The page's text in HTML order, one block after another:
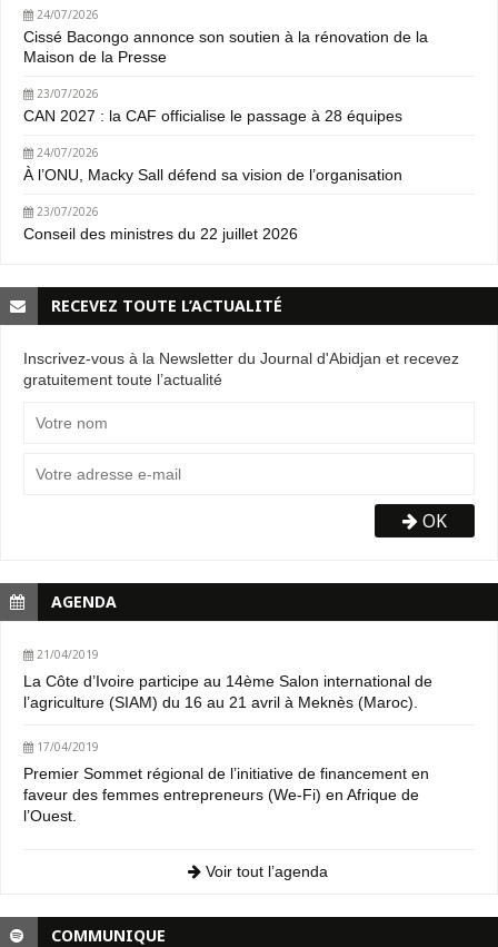
24/07/2026
Cissé Bacongo annonce son soutien à la rénovation de la
Maison de la Presse
23/07/2026
CAN 2027 : la CAF officialise le passage à 28 équipes
24/07/2026
À l’ONU, Macky Sall défend sa vision de l’organisation
23/07/2026
Conseil des ministres du 22 juillet 2026
RECEVEZ TOUTE L’ACTUALITÉ
Inscrivez-vous à la Newsletter du Journal d'Abidjan et recevez
gratuitement toute l’actualité
OK
AGENDA
21/04/2019
La Côte d’Ivoire participe au 14ème Salon international de
l’agriculture (SIAM) du 16 au 21 avril à Meknès (Maroc).
17/04/2019
Premier Sommet régional de l’initiative de financement en
faveur des femmes entrepreneurs (We-Fi) en Afrique de
l’Ouest.
Voir tout l’agenda
COMMUNIQUE